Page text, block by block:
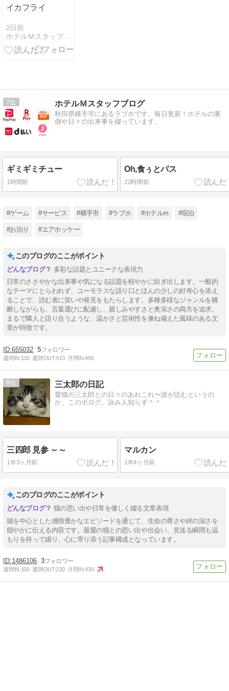
イカフライ
2日前
ホテルＭスタッフブログ
7 ホテルＭスタッフブログ
秋田県横手市にあるラブホです。毎日更新！ホテルの裏
側や日々の出来事を綴っています。
ギミギミチュー
1時間前
Oh,食ぅとパス
22時間前
#ゲーム #サービス #横手市 #ラブホ #ホテルm #宿泊
#お泊り #エアホッケー
このブログのここがポイント
多彩な話題とユニークな表現力
日常のささやかな出来事や気になる話題を軽やかに紡ぎ出します。一般的
なテーマにとらわれず、ユーモラスな語り口とほんの少しの好奇心を添え
ることで、読む者に笑いや発見をもたらします。多種多様なジャンルを横
断しながらも、言葉選びに配慮し、親しみやすさと奥深さの両方を追求。
まるで隣人と語り合うような、温かさと芸術性を兼ね備えた風味のある文
章が特徴です。
655032 5
週間IN:130 週間OUT:410 月間IN:480
8 三太郎の日記
愛猫の三太郎との日々のあれこれ〜誰が読むというの
か、このボログ。詠み人知らず＾＾
三四郎 見参 ～～
1年3ヶ月前
マルカン
1年4ヶ月前
このブログのここがポイント
猫の思い出や日常を優しく綴る文章表現
猫を中心とした感情豊かなエピソードを通じて、生命の尊さや絆の深さを
穏やかに伝える内容です。最愛の猫との思い出や出会い、見送る瞬間も温
もりを持って綴り、心に寄り添う記事構成となっています。
1486106 3
週間IN:100 週間OUT:230 月間IN:430